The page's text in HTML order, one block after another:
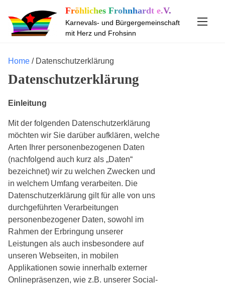
Fröhliches Frohnhardt e.V.
Karnevals- und Bürgergemeinschaft
mit Herz und Frohsinn
Home / Datenschutzerklärung
Datenschutzerklärung
Einleitung
Mit der folgenden Datenschutzerklärung
möchten wir Sie darüber aufklären, welche
Arten Ihrer personenbezogenen Daten
(nachfolgend auch kurz als „Daten“
bezeichnet) wir zu welchen Zwecken und
in welchem Umfang verarbeiten. Die
Datenschutzerklärung gilt für alle von uns
durchgeführten Verarbeitungen
personenbezogener Daten, sowohl im
Rahmen der Erbringung unserer
Leistungen als auch insbesondere auf
unseren Webseiten, in mobilen
Applikationen sowie innerhalb externer
Onlinepräsenzen, wie z.B. unserer Social-